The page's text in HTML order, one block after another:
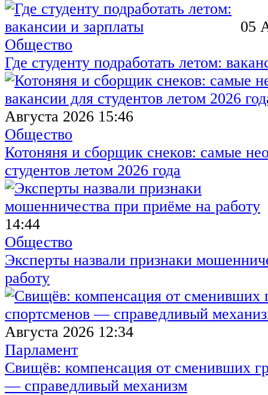
05
Общество
Где студенту подработать летом:
Августа 2026 15:46
Общество
Котоняня и сборщик снеков: самые
студентов летом 2026 года
14:44
Общество
Эксперты назвали признаки
работу
Августа 2026 12:34
Парламент
Свищёв: компенсация от сменивших
— справедливый механизм